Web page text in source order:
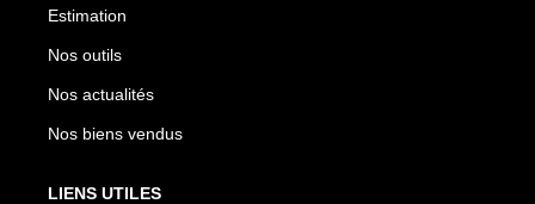
Estimation
Nos outils
Nos actualités
Nos biens vendus
LIENS UTILES